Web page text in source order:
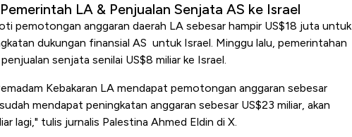
LA & Penjualan Senjata AS ke Israel
pemotongan anggaran daerah LA sebesar hampir US$18 juta untuk
dukungan finansial AS untuk Israel. Minggu lalu, pemerintahan
senjata senilai US$8 miliar ke Israel.
Kebakaran LA mendapat pemotongan anggaran sebesar
mendapat peningkatan anggaran sebesar US$23 miliar, akan
lagi," tulis jurnalis Palestina Ahmed Eldin di X.